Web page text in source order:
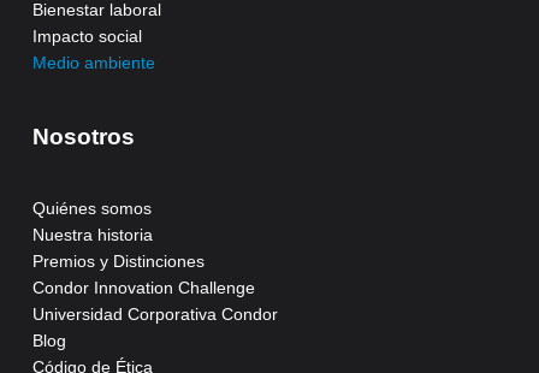
Bienestar laboral
Impacto social
Medio ambiente
Nosotros
Quiénes somos
Nuestra historia
Premios y Distinciones
Condor Innovation Challenge
Universidad Corporativa Condor
Blog
Código de Ética